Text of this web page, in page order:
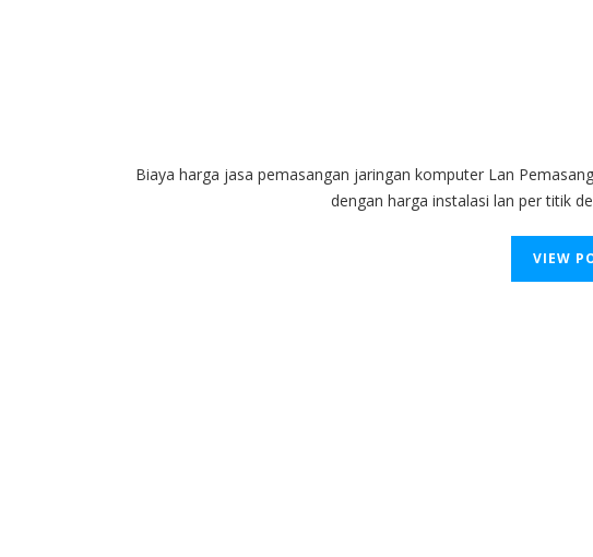
Biaya harga jasa pemasangan jaringan komputer Lan
dengan harga instalasi lan per titik
VIEW